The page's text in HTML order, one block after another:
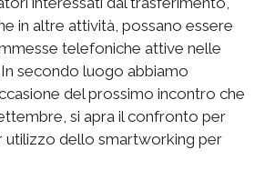
in altre attività, possano essere
telefoniche attive nelle
secondo luogo abbiamo
del prossimo incontro che
si apra il confronto per
utilizzo dello smartworking per